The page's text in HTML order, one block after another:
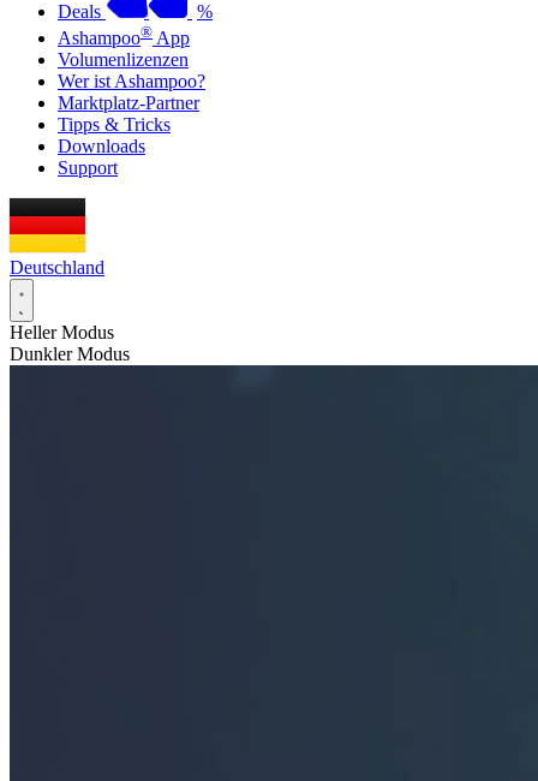
Deals
%
Ashampoo® App
Volumenlizenzen
Wer ist Ashampoo?
Marktplatz-Partner
Tipps & Tricks
Downloads
Support
Deutschland
Heller Modus
Dunkler Modus